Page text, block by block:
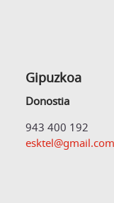
Gipuzkoa
Donostia
943 400 192
esktel@gmail.com